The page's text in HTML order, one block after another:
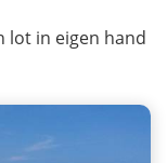
lot in eigen hand